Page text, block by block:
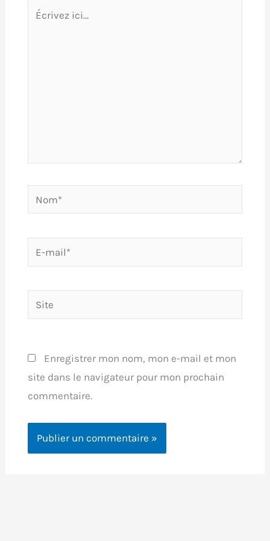
E-
mail*
Site
Enregistrer mon nom, mon e-mail et mon
site dans le navigateur pour mon prochain
commentaire.